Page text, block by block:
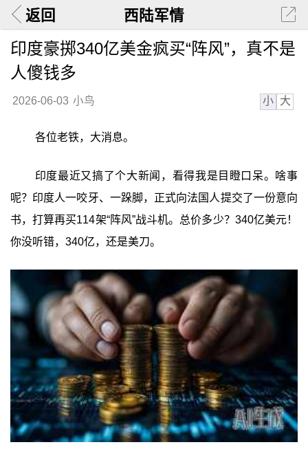
返回 西陆军情
印度豪掷340亿美金疯买“阵风”，真不是
人傻钱多
2026-06-03 小鸟 小 大
各位老铁，大消息。
印度最近又搞了个大新闻，看得我是目瞪口呆。啥事
呢？印度人一咬牙、一跺脚，正式向法国人提交了一份意向
书，打算再买114架“阵风”战斗机。总价多少？340亿美元！
你没听错，340亿，还是美刀。